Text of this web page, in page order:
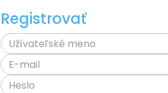
Registrovať